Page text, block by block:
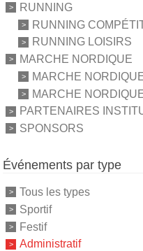
RUNNING
RUNNING
RUNNING LOISIRS
MARCHE NORDIQUE
MARCHE
MARCHE
PARTENAIRES
SPONSORS
Événements par type
Tous les types
Sportif
Festif
Administratif